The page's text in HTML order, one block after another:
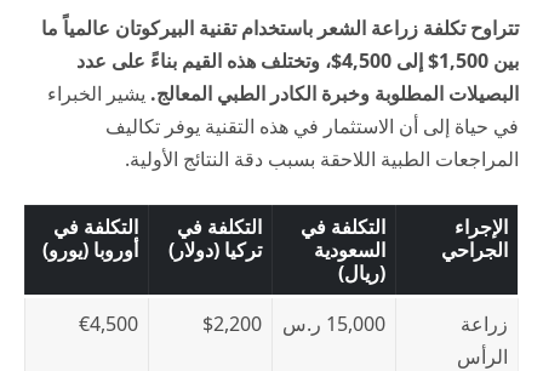
تتراوح تكلفة زراعة الشعر باستخدام تقنية البيركوتان عالمياً ما
بين 1,500$ إلى 4,500$، وتختلف هذه القيم بناءً على عدد
البصيلات المطلوبة وخبرة الكادر الطبي المعالج. يشير الخبراء
في حياة إلى أن الاستثمار في هذه التقنية يوفر تكاليف
المراجعات الطبية اللاحقة بسبب دقة النتائج الأولية.
الإجراء
الجراحي
التكلفة في
السعودية
(ريال)
التكلفة في
تركيا (دولار)
التكلفة في
أوروبا (يورو)
زراعة
الرأس
15,000 ر.س $2,200
€4,500